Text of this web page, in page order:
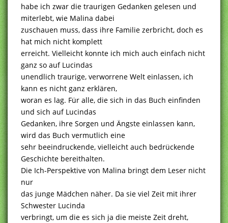
habe ich zwar die traurigen Gedanken gelesen und
miterlebt, wie Malina dabei
zuschauen muss, dass ihre Familie zerbricht, doch es
hat mich nicht komplett
erreicht. Vielleicht konnte ich mich auch einfach nicht
ganz so auf Lucindas
unendlich traurige, verworrene Welt einlassen, ich
kann es nicht ganz erklären,
woran es lag. Für alle, die sich in das Buch einfinden
und sich auf Lucindas
Gedanken, ihre Sorgen und Ängste einlassen kann,
wird das Buch vermutlich eine
sehr beeindruckende, vielleicht auch bedrückende
Geschichte bereithalten.
Die Ich-Perspektive von Malina bringt dem Leser nicht
nur
das junge Mädchen näher. Da sie viel Zeit mit ihrer
Schwester Lucinda
verbringt, um die es sich ja die meiste Zeit dreht,